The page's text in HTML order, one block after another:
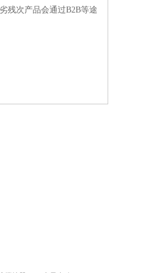
残次产品会通过B2B等途